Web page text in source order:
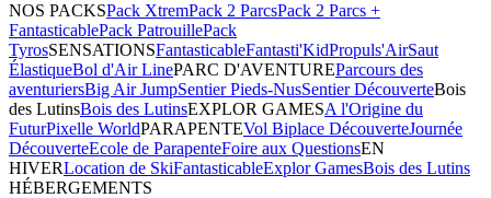
NOS PACKSPack XtremPack 2 ParcsPack 2 Parcs +
FantasticablePack PatrouillePack
TyrosSENSATIONSFantasticableFantasti'KidPropuls'AirSaut
ÉlastiqueBol d'Air LinePARC D'AVENTUREParcours des
aventuriersBig Air JumpSentier Pieds-NusSentier DécouverteBois
des LutinsBois des LutinsEXPLOR GAMESA l'Origine du
FuturPixelle WorldPARAPENTEVol Biplace DécouverteJournée
DécouverteEcole de ParapenteFoire aux QuestionsEN
HIVERLocation de SkiFantasticableExplor GamesBois des Lutins
HÉBERGEMENTS